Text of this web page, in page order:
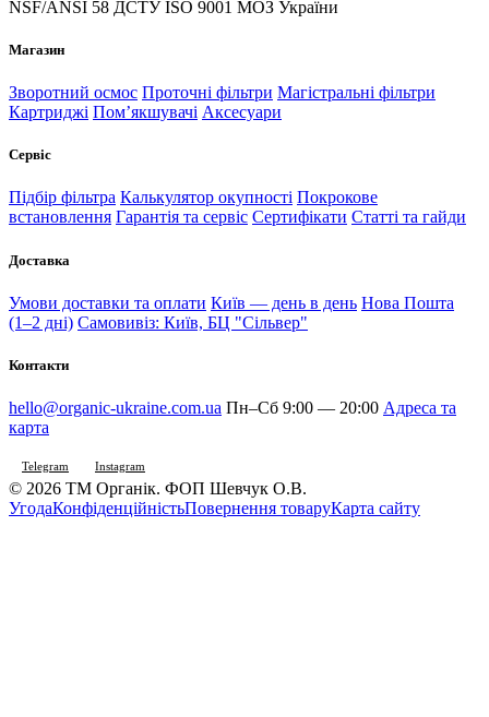
NSF/ANSI 58 ДСТУ ISO 9001 МОЗ України
Магазин
Зворотний осмос Проточні фільтри Магістральні фільтри
Картриджі Помʼякшувачі Аксесуари
Сервіс
Підбір фільтра Калькулятор окупності Покрокове
встановлення Гарантія та сервіс Сертифікати Статті та гайди
Доставка
Умови доставки та оплати Київ — день в день Нова Пошта
(1–2 дні) Самовивіз: Київ, БЦ "Сільвер"
Контакти
hello@organic-ukraine.com.ua Пн–Сб 9:00 — 20:00 Адреса та
карта
Telegram Instagram
© 2026 ТМ Органік. ФОП Шевчук О.В.
УгодаКонфіденційністьПовернення товаруКарта сайту